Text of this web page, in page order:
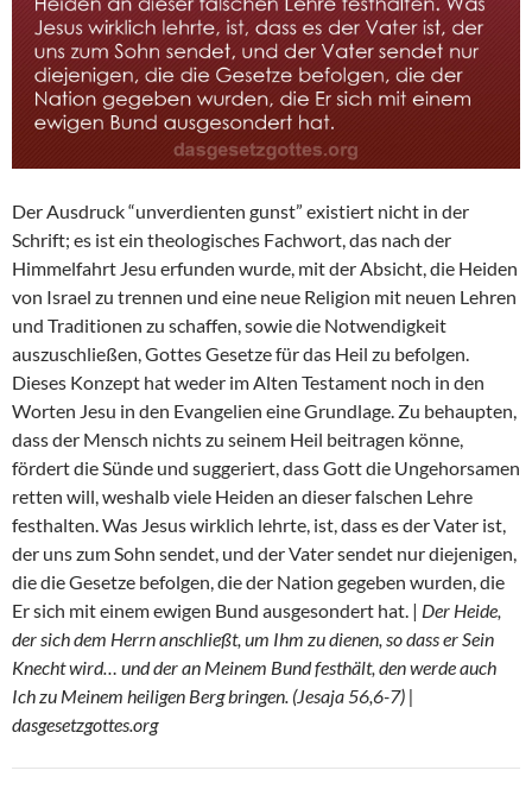
Der Ausdruck “unverdienten gunst” existiert nicht in der
Schrift; es ist ein theologisches Fachwort, das nach der
Himmelfahrt Jesu erfunden wurde, mit der Absicht, die Heiden
von Israel zu trennen und eine neue Religion mit neuen Lehren
und Traditionen zu schaffen, sowie die Notwendigkeit
auszuschließen, Gottes Gesetze für das Heil zu befolgen.
Dieses Konzept hat weder im Alten Testament noch in den
Worten Jesu in den Evangelien eine Grundlage. Zu behaupten,
dass der Mensch nichts zu seinem Heil beitragen könne,
fördert die Sünde und suggeriert, dass Gott die Ungehorsamen
retten will, weshalb viele Heiden an dieser falschen Lehre
festhalten. Was Jesus wirklich lehrte, ist, dass es der Vater ist,
der uns zum Sohn sendet, und der Vater sendet nur diejenigen,
die die Gesetze befolgen, die der Nation gegeben wurden, die
Er sich mit einem ewigen Bund ausgesondert hat. | Der Heide,
der sich dem Herrn anschließt, um Ihm zu dienen, so dass er Sein
Knecht wird… und der an Meinem Bund festhält, den werde auch
Ich zu Meinem heiligen Berg bringen. (Jesaja 56,6-7) |
dasgesetzgottes.org